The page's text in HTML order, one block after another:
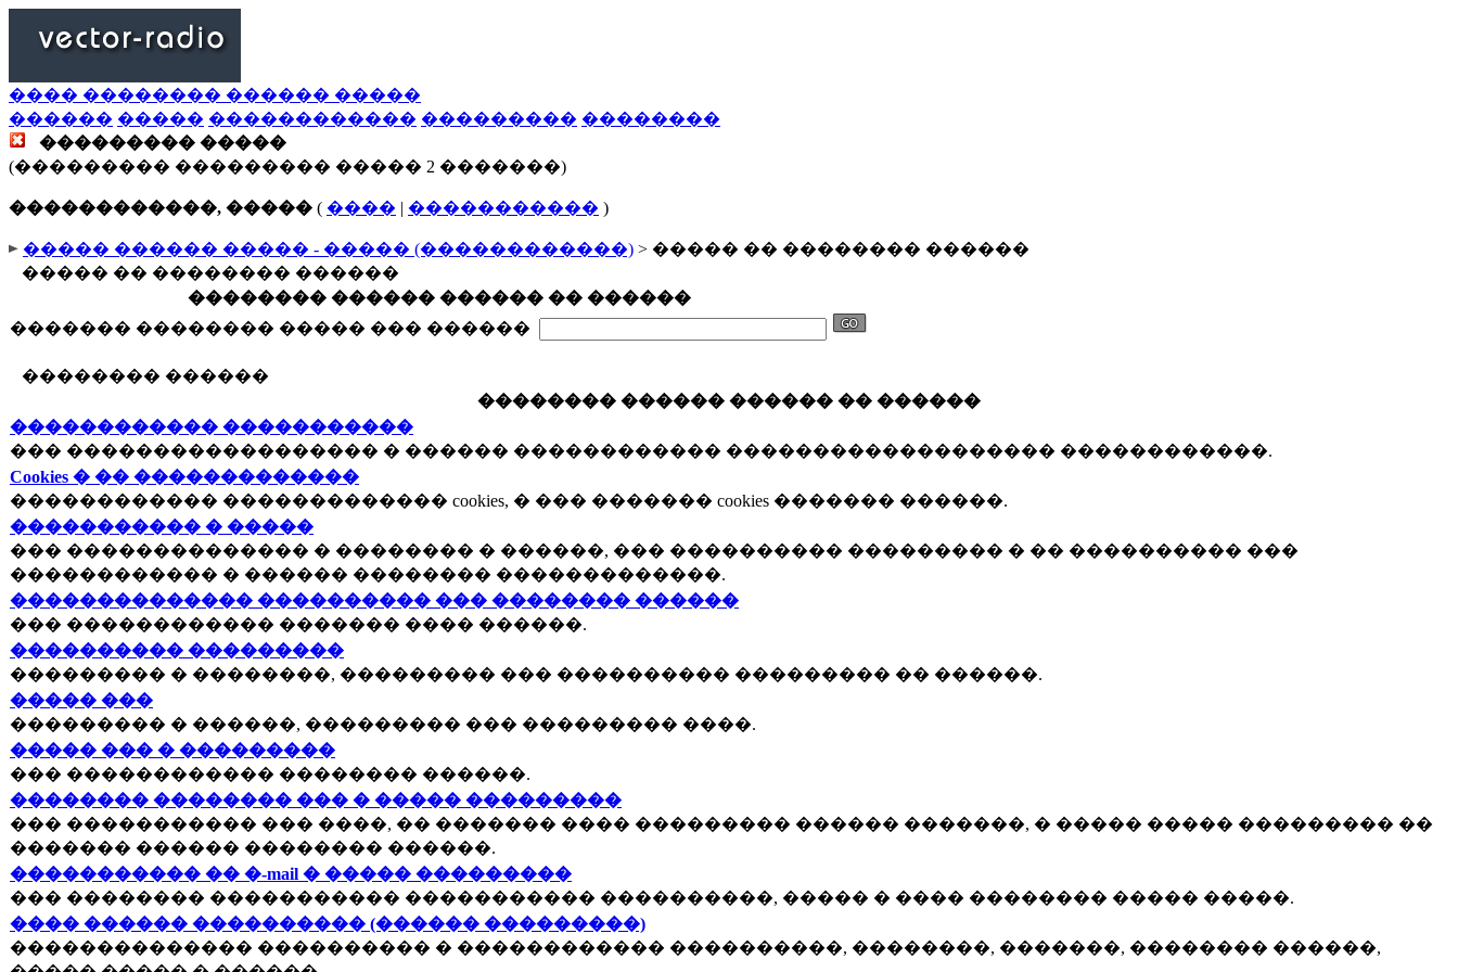
���� �������� ������ �����
������ ����� ������������ ��������� ��������
��������� �����
(��������� ��������� ����� 2 �������)
������������, ����� ( ���� | ����������� )
����� ������ ����� - ����� (������������) > ����� �� �������� ������
����� �� �������� ������
�������� ������ ������ �� ������
������� �������� ����� ��� ������
�������� ������
�������� ������ ������ �� ������
������������ �����������
��� ������������������ � ������ ������������ ������������������� ������������.
Cookies � �� �������������
������������ ������������� cookies, � ��� ������� cookies ������� ������.
����������� � �����
��� �������������� � �������� � ������, ��� ���������� ��������� � �� ���������� ���
������������ � ������ �������� �������������.
�������������� ���������� ��� �������� ������
��� ������������ ������� ���� ������.
���������� ���������
��������� � ��������, ��������� ��� ���������� ��������� �� ������.
����� ���
��������� � ������, ��������� ��� ��������� ����.
����� ��� � ���������
��� ������������ �������� ������.
�������� �������� ��� � ����� ���������
��� ����������� ��� ����, �� ������� ���� ��������� ������ �������, � ����� ����� ��������� ��
������� ������ �������� ������.
����������� �� �-mail � ����� ���������
��� �������� ����������� ����������� ����������, ����� � ���� �������� ����� �����.
���� ������ ���������� (������ ���������)
�������������� ���������� � ������������ ����������, ��������, �������, �������� ������,